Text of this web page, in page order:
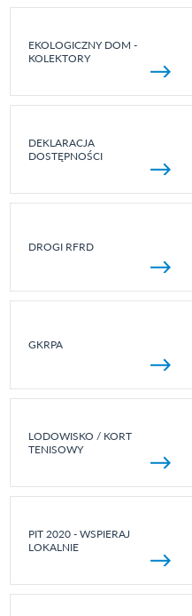
EKOLOGICZNY DOM -
KOLEKTORY
DEKLARACJA
DOSTĘPNOŚCI
DROGI RFRD
GKRPA
LODOWISKO / KORT
TENISOWY
PIT 2020 - WSPIERAJ
LOKALNIE